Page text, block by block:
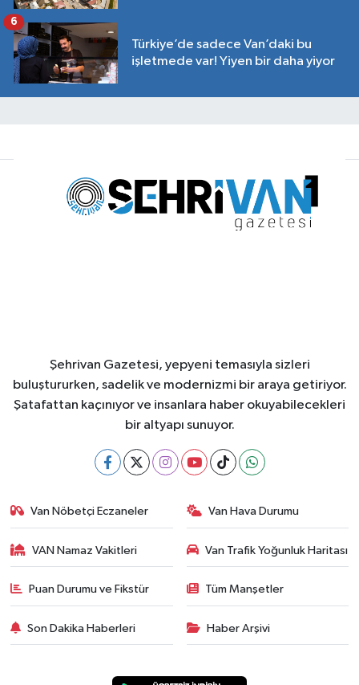
Türkiye’de sadece Van’daki bu
işletmede var! Yiyen bir daha yiyor
6
Şehrivan Gazetesi, yepyeni temasıyla sizleri
buluştururken, sadelik ve modernizmi bir araya getiriyor.
Şatafattan kaçınıyor ve insanlara haber okuyabilecekleri
bir altyapı sunuyor.
Van Nöbetçi Eczaneler Van Hava Durumu
VAN Namaz Vakitleri Van Trafik Yoğunluk Haritası
Puan Durumu ve Fikstür Tüm Manşetler
Son Dakika Haberleri Haber Arşivi